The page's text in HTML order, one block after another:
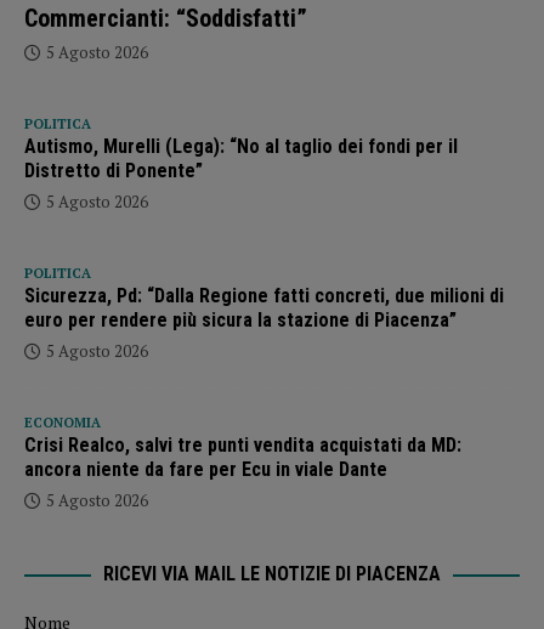
Commercianti: “Soddisfatti”
5 Agosto 2026
POLITICA
Autismo, Murelli (Lega): “No al taglio dei fondi per il
Distretto di Ponente”
5 Agosto 2026
POLITICA
Sicurezza, Pd: “Dalla Regione fatti concreti, due milioni di
euro per rendere più sicura la stazione di Piacenza”
5 Agosto 2026
ECONOMIA
Crisi Realco, salvi tre punti vendita acquistati da MD:
ancora niente da fare per Ecu in viale Dante
5 Agosto 2026
RICEVI VIA MAIL LE NOTIZIE DI PIACENZA
Nome